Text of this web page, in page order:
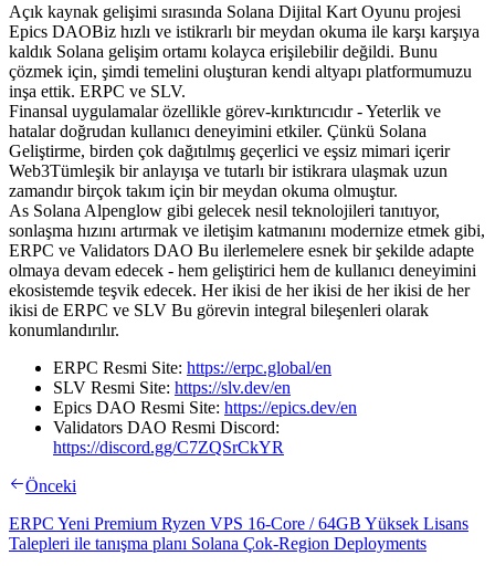
Açık kaynak gelişimi sırasında Solana Dijital Kart Oyunu projesi
Epics DAOBiz hızlı ve istikrarlı bir meydan okuma ile karşı karşıya
kaldık Solana gelişim ortamı kolayca erişilebilir değildi. Bunu
çözmek için, şimdi temelini oluşturan kendi altyapı platformumuzu
inşa ettik. ERPC ve SLV.
Finansal uygulamalar özellikle görev-kırıktırıcıdır - Yeterlik ve
hatalar doğrudan kullanıcı deneyimini etkiler. Çünkü Solana
Geliştirme, birden çok dağıtılmış geçerlici ve eşsiz mimari içerir
Web3Tümleşik bir anlayışa ve tutarlı bir istikrara ulaşmak uzun
zamandır birçok takım için bir meydan okuma olmuştur.
As Solana Alpenglow gibi gelecek nesil teknolojileri tanıtıyor,
sonlaşma hızını artırmak ve iletişim katmanını modernize etmek gibi,
ERPC ve Validators DAO Bu ilerlemelere esnek bir şekilde adapte
olmaya devam edecek - hem geliştirici hem de kullanıcı deneyimini
ekosistemde teşvik edecek. Her ikisi de her ikisi de her ikisi de her
ikisi de ERPC ve SLV Bu görevin integral bileşenleri olarak
konumlandırılır.
ERPC Resmi Site: https://erpc.global/en
SLV Resmi Site: https://slv.dev/en
Epics DAO Resmi Site: https://epics.dev/en
Validators DAO Resmi Discord:
https://discord.gg/C7ZQSrCkYR
Önceki
ERPC Yeni Premium Ryzen VPS 16-Core / 64GB Yüksek Lisans
Talepleri ile tanışma planı Solana Çok-Region Deployments